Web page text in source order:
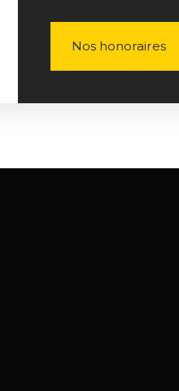
Nos honoraires